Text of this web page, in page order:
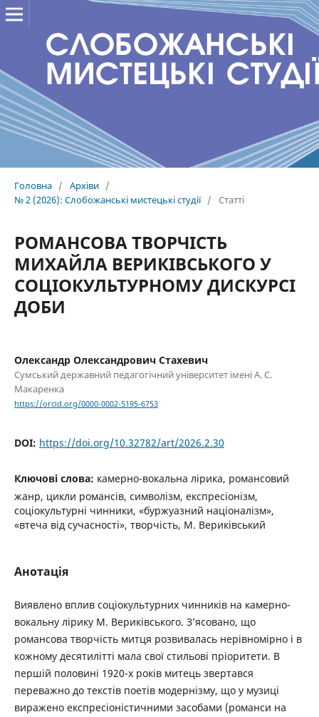
Головна / Архіви /
№ 2 (2026): Слобожанські мистецькі студії / Статті
РОМАНСОВА ТВОРЧІСТЬ
МИХАЙЛА ВЕРИКІВСЬКОГО У
СОЦІОКУЛЬТУРНОМУ ДИСКУРСІ
ДОБИ
Олександр Олександрович Стахевич
Сумський державний педагогічний університет імені А. С.
Макаренка
https://orcid.org/0000-0002-5195-6753
DOI: https://doi.org/10.32782/art/2026.2.30
Ключові слова: камерно-вокальна лірика, романсовий
жанр, цикли романсів, символізм, експресіонізм,
соціокультурні чинники, «буржуазний націоналізм»,
«втеча від сучасності», творчість, М. Вериківський
Анотація
Виявлено вплив соціокультурних чинників на камерно-
вокальну лірику М. Вериківського. З’ясовано, що
романсова творчість митця розвивалась нерівномірно і в
кожному десятилітті мала свої стильові пріоритети. В
першій половині 1920-х років митець звертався
переважно до текстів поетів модернізму, що у музиці
виражено експресіоністичними засобами (романси на